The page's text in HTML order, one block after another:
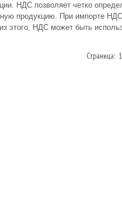
НДС позволяет четко
продукцию. При импорте
этого, НДС может быть
Страница: 1